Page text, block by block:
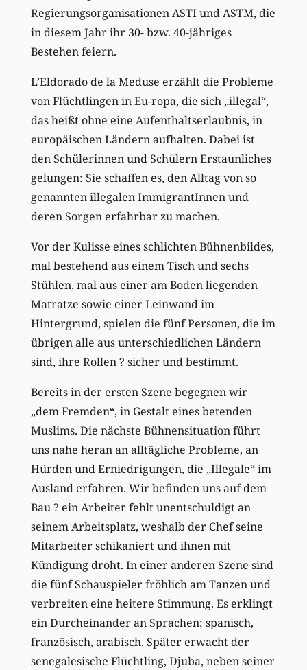
Regierungsorganisationen ASTI und ASTM, die
in diesem Jahr ihr 30- bzw. 40-jähriges
Bestehen feiern.
L’Eldorado de la Meduse erzählt die Probleme
von Flüchtlingen in Eu-ropa, die sich „illegal“,
das heißt ohne eine Aufenthaltserlaubnis, in
europäischen Ländern aufhalten. Dabei ist
den Schülerinnen und Schülern Erstaunliches
gelungen: Sie schaffen es, den Alltag von so
genannten illegalen ImmigrantInnen und
deren Sorgen erfahrbar zu machen.
Vor der Kulisse eines schlichten Bühnenbildes,
mal bestehend aus einem Tisch und sechs
Stühlen, mal aus einer am Boden liegenden
Matratze sowie einer Leinwand im
Hintergrund, spielen die fünf Personen, die im
übrigen alle aus unterschiedlichen Ländern
sind, ihre Rollen ? sicher und bestimmt.
Bereits in der ersten Szene begegnen wir
„dem Fremden“, in Gestalt eines betenden
Muslims. Die nächste Bühnensituation führt
uns nahe heran an alltägliche Probleme, an
Hürden und Erniedrigungen, die „Illegale“ im
Ausland erfahren. Wir befinden uns auf dem
Bau ? ein Arbeiter fehlt unentschuldigt an
seinem Arbeitsplatz, weshalb der Chef seine
Mitarbeiter schikaniert und ihnen mit
Kündigung droht. In einer anderen Szene sind
die fünf Schauspieler fröhlich am Tanzen und
verbreiten eine heitere Stimmung. Es erklingt
ein Durcheinander an Sprachen: spanisch,
französisch, arabisch. Später erwacht der
senegalesische Flüchtling, Djuba, neben seiner